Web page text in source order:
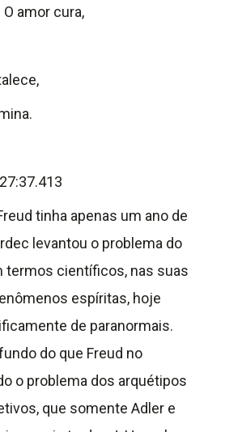
amor cura,
tinha apenas um ano de
levantou o problema do
termos científicos, nas suas
espíritas, hoje
de paranormais.
do que Freud no
o problema dos arquétipos
que somente Adler e